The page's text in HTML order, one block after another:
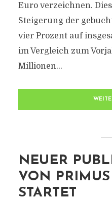
Euro verzeichnen.
Steigerung der
vier Prozent auf
im Vergleich zum
Millionen...
NEUER
VON
STARTET